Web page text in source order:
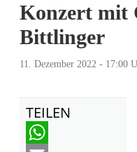
Konzert mit
Bittlinger
11. Dezember 2022 - 17:00
TEILEN